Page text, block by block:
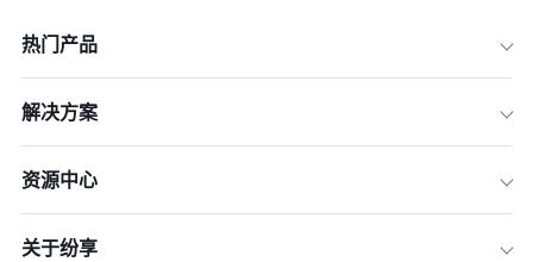
热门产品
解决方案
资源中心
关于纷享